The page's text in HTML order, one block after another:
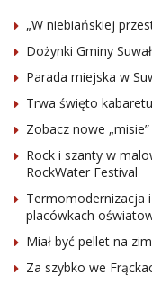
„W niebiańskiej
Dożynki Gminy
Parada miejska w
Trwa święto kabaretu
Zobacz nowe
Rock i szanty w
RockWater Festival
Termomodernizacja
placówkach
Miał być pellet na
Za szybko we